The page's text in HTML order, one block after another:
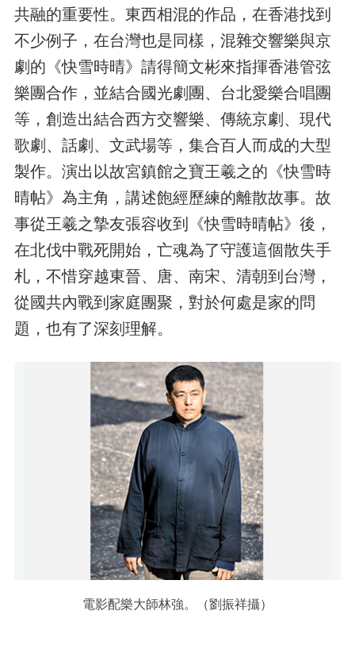
共融的重要性。東西相混的作品，在香港找到
不少例子，在台灣也是同樣，混雜交響樂與京
劇的《快雪時晴》請得簡文彬來指揮香港管弦
樂團合作，並結合國光劇團、台北愛樂合唱團
等，創造出結合西方交響樂、傳統京劇、現代
歌劇、話劇、文武場等，集合百人而成的大型
製作。演出以故宮鎮館之寶王羲之的《快雪時
晴帖》為主角，講述飽經歷練的離散故事。故
事從王羲之摯友張容收到《快雪時晴帖》後，
在北伐中戰死開始，亡魂為了守護這個散失手
札，不惜穿越東晉、唐、南宋、清朝到台灣，
從國共內戰到家庭團聚，對於何處是家的問
題，也有了深刻理解。
電影配樂大師林強。（劉振祥攝）